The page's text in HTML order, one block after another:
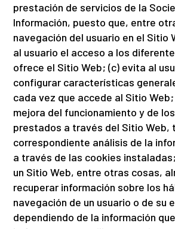
prestación de servicios de la
Información, puesto que, entre
navegación del usuario en el Sitio
al usuario el acceso a los
ofrece el Sitio Web; (c) evita al
configurar características
cada vez que accede al Sitio
mejora del funcionamiento y de
prestados a través del Sitio Web,
correspondiente análisis de la
a través de las cookies
un Sitio Web, entre otras cosas,
recuperar información sobre los
navegación de un usuario o de su
dependiendo de la información